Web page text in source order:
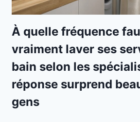
À quelle fréquence
vraiment laver ses
bain selon les
réponse surprend
gens